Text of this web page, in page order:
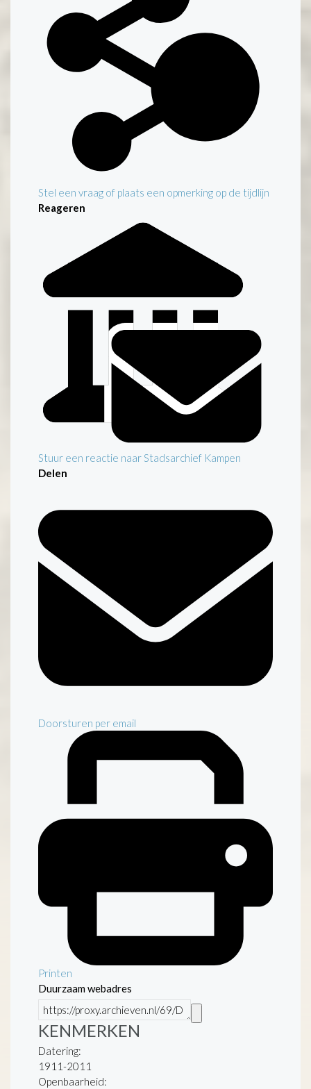
Stel een vraag of plaats een opmerking op de tijdlijn
Reageren
Stuur een reactie naar Stadsarchief Kampen
Delen
Doorsturen per email
Printen
Duurzaam webadres
KENMERKEN
Datering:
1911-2011
Openbaarheid: